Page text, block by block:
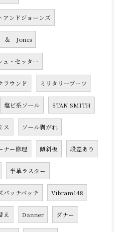
アンドジョーンズ
＆ Jones
ュ・セッター
ラウンド ミリタリーブーツ
塩ビ系ソール STAN SMITH
ス ソール剥がれ
ナー修理 傾斜板 段差あり
半革ラスター
パッチパッチ Vibram148
え Danner ダナー